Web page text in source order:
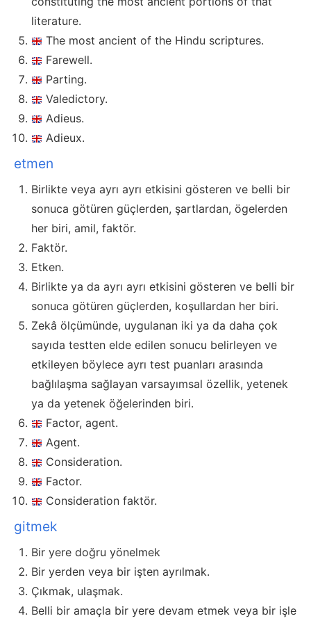
literature.
The most ancient of the Hindu scriptures.
Farewell.
Parting.
Valedictory.
Adieus.
Adieux.
etmen
Birlikte veya ayrı ayrı etkisini gösteren ve belli bir
sonuca götüren güçlerden, şartlardan, ögelerden
her biri, amil, faktör.
Faktör.
Etken.
Birlikte ya da ayrı ayrı etkisini gösteren ve belli bir
sonuca götüren güçlerden, koşullardan her biri.
Zekâ ölçümünde, uygulanan iki ya da daha çok
sayıda testten elde edilen sonucu belirleyen ve
etkileyen böylece ayrı test puanları arasında
bağlılaşma sağlayan varsayımsal özellik, yetenek
ya da yetenek öğelerinden biri.
Factor, agent.
Agent.
Consideration.
Factor.
Consideration faktör.
gitmek
Bir yere doğru yönelmek
Bir yerden veya bir işten ayrılmak.
Çıkmak, ulaşmak.
Belli bir amaçla bir yere devam etmek veya bir işle